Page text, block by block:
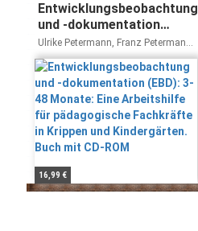
Entwicklungsbeobachtung
und -dokumentation
(EBD): 3-48 Monate: Eine
Arbeitshilfe für
pädagogische Fachkräfte
in Krippen und
Kindergärten. Buch mit
CD-ROM
Ulrike Petermann, Franz Petermann,
Ute Koglin
16,99 €